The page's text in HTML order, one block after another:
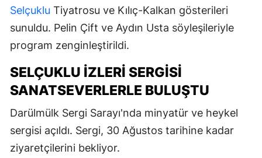
Selçuklu Tiyatrosu ve Kılıç-Kalkan gösterileri
sunuldu. Pelin Çift ve Aydın Usta söyleşileriyle
program zenginleştirildi.
SELÇUKLU İZLERI SERGISI
SANATSEVERLERLE BULUŞTU
Darülmülk Sergi Sarayı'nda minyatür ve heykel
sergisi açıldı. Sergi, 30 Ağustos tarihine kadar
ziyaretçilerini bekliyor.